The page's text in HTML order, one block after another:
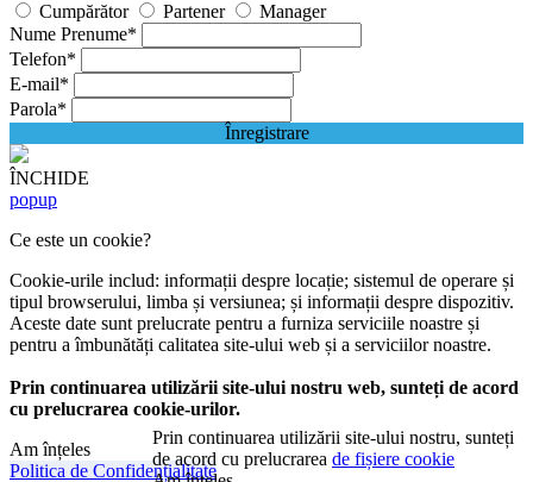
Cumpărător Partener
Manager
Nume Prenume*
Telefon*
E-mail*
Parola*
Înregistrare
ÎNCHIDE
popup
Prin continuarea utilizării site-ului nostru, sunteți
de acord cu prelucrarea de fișiere cookie
Ce este un cookie?
Cookie-urile includ: informații despre locație; sistemul de operare și
tipul browserului, limba și versiunea; și informații despre dispozitiv.
Aceste date sunt prelucrate pentru a furniza serviciile noastre și
pentru a îmbunătăți calitatea site-ului web și a serviciilor noastre.
Prin continuarea utilizării site-ului nostru web, sunteți de acord
cu prelucrarea cookie-urilor.
Am înțeles
Politica de Confidențialitate